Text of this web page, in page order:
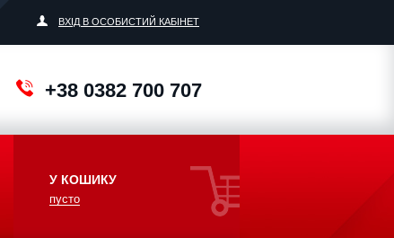
ВХІД В ОСОБИСТИЙ КАБІНЕТ
+38 0382 700 707
У КОШИКУ
пусто